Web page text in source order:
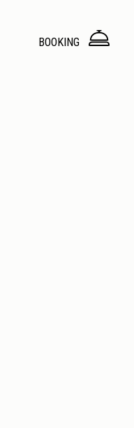
BOOKING